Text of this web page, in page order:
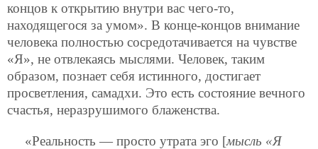
концов к открытию внутри вас чего-то,
находящегося за умом». В конце-концов внимание
человека полностью сосредотачивается на чувстве
«Я», не отвлекаясь мыслями. Человек, таким
образом, познает себя истинного, достигает
просветления, самадхи. Это есть состояние вечного
счастья, неразрушимого блаженства.
«Реальность — просто утрата эго [мысль «Я